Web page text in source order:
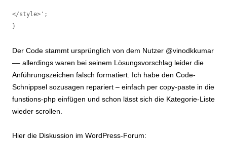
</style>';
}
Der Code stammt ursprünglich von dem Nutzer @vinodkkumar
–– allerdings waren bei seinem Lösungsvorschlag leider die
Anführungszeichen falsch formatiert. Ich habe den Code-
Schnippsel sozusagen repariert – einfach per copy-paste in die
funstions-php einfügen und schon lässt sich die Kategorie-Liste
wieder scrollen.
Hier die Diskussion im WordPress-Forum: